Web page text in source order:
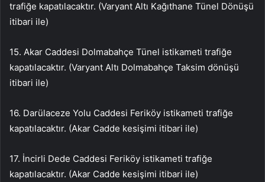
trafiğe kapatılacaktır. (Varyant Altı Kağıthane Tünel Dönüşü
itibari ile)
15. Akar Caddesi Dolmabahçe Tünel istikameti trafiğe
kapatılacaktır. (Varyant Altı Dolmabahçe Taksim dönüşü
itibari ile)
16. Darülaceze Yolu Caddesi Feriköy istikameti trafiğe
kapatılacaktır. (Akar Cadde kesişimi itibari ile)
17. İncirli Dede Caddesi Feriköy istikameti trafiğe
kapatılacaktır. (Akar Cadde kesişimi itibari ile)